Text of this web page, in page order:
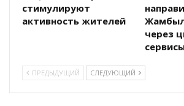
стимулируют
активность жителей
через
ПРЕДЫДУЩИЙ СЛЕДУЮЩИЙ